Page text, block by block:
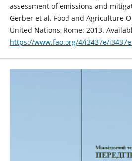
assessment of emissions and
Gerber et al. Food and Agriculture
United Nations, Rome: 2013.
https://www.fao.org/4/i3437e/